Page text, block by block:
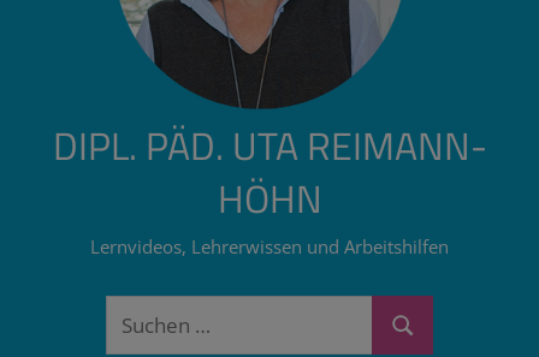
DIPL. PÄD. UTA REIMANN-
HÖHN
Lernvideos, Lehrerwissen und Arbeitshilfen
Suchen
Suchen